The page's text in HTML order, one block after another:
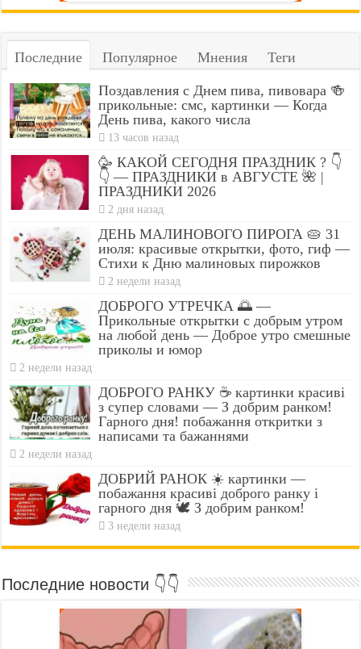
Последние Популярное Мнения Теги
Поздавления с Днем пива, пивовара 🍻
прикольные: смс, картинки — Когда
День пива, какого числа
13 часов назад
🥳 КАКОЙ СЕГОДНЯ ПРАЗДНИК ? 👇
👇 — ПРАЗДНИКИ в АВГУСТЕ 🌺 |
ПРАЗДНИКИ 2026
2 дня назад
ДЕНЬ МАЛИНОВОГО ПИРОГА 🥧 31
июля: красивые открытки, фото, гиф —
Стихи к Дню малиновых пирожков
2 недели назад
ДОБРОГО УТРЕЧКА 🌅 —
Прикольные открытки с добрым утром
на любой день — Доброе утро смешные
приколы и юмор
2 недели назад
ДОБРОГО РАНКУ ☕ картинки красиві
з супер словами — З добрим ранком!
Гарного дня! побажання откритки з
написами та бажаннями
2 недели назад
ДОБРИЙ РАНОК ☀️ картинки —
побажання красиві доброго ранку і
гарного дня 🕊️ З добрим ранком!
3 недели назад
Последние новости 👇👇